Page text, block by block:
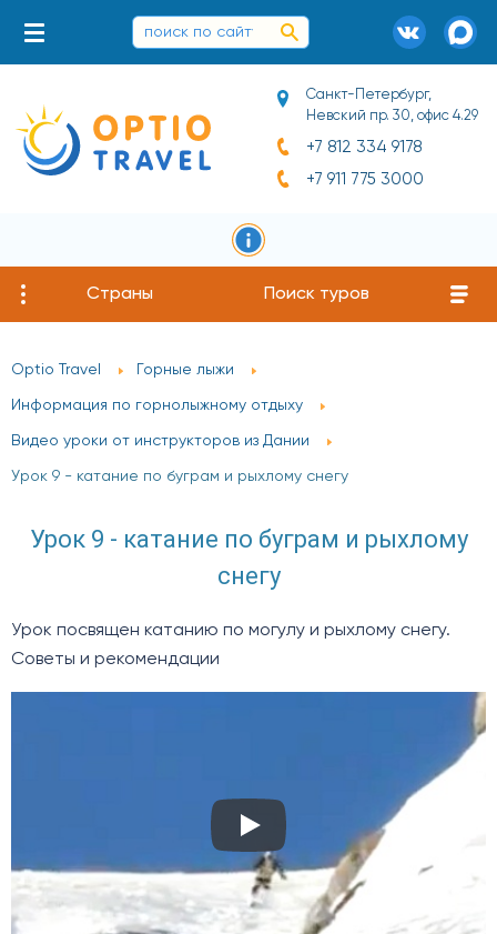
Санкт-Петербург,
Невский пр. 30, офис 4.29
+7 812 334 9178
+7 911 775 3000
Страны Поиск туров
Optio Travel Горные лыжи
Информация по горнолыжному отдыху
Видео уроки от инструкторов из Дании
Урок 9 - катание по буграм и рыхлому снегу
Урок 9 - катание по буграм и рыхлому
снегу
Урок посвящен катанию по могулу и рыхлому снегу.
Советы и рекомендации
Play